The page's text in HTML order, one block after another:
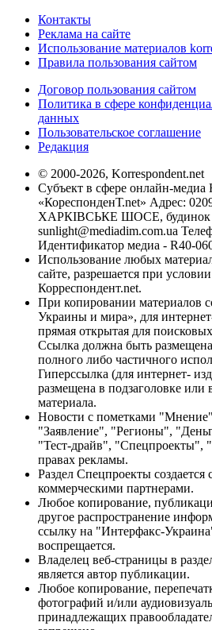
Контакты
Реклама на сайте
Использование материалов
Правила пользования сайтом
Договор пользования сайтом
Политика в сфере
данных
Пользовательское соглашение
Редакция
© 2000-2026, Korrespondent.net
Субъект в сфере онлайн-медиа
«КореспонденТ.net» Адрес:
ХАРКІВСЬКЕ ШОСЕ, будинок
sunlight@mediadim.com.ua
Идентификатор медиа - R40-
Использование любых
сайте, разрешается при
Корреспондент.net.
При копировании материалов
Украины и мира», для
прямая открытая для
Ссылка должна быть
полного либо частичного
Гиперссылка (для интернет-
размещена в подзаголовке или
материала.
Новости с пометками
"Заявление", "Регионы",
"Тест-драйв", "Спецпроекты",
правах рекламы.
Раздел Спецпроекты создается
коммерческими партнерами.
Любое копирование,
другое распространение
ссылку на "Интерфакс-
воспрещается.
Владелец веб-страницы в
является автор публикации.
Любое копирование,
фотографий и/или
принадлежащих